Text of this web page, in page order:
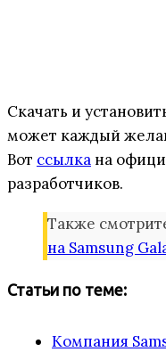
Скачать и
может каждый
Вот ссылка на
разработчиков.
Также
на Samsung
Статьи по теме:
Компания